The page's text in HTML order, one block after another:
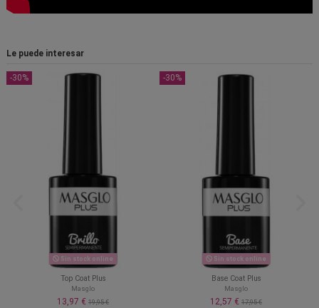
Le puede interesar
-30%
Sin stock online
Top Coat Plus
Masglo
13,97 € 19,95 €
-30%
Sin stock online
Base Coat Plus
Masglo
12,57 € 17,95 €